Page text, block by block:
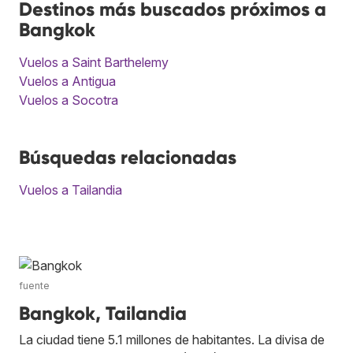
Destinos más buscados próximos a
Bangkok
Vuelos a Saint Barthelemy
Vuelos a Antigua
Vuelos a Socotra
Búsquedas relacionadas
Vuelos a Tailandia
fuente
Bangkok, Tailandia
La ciudad tiene 5.1 millones de habitantes. La divisa de